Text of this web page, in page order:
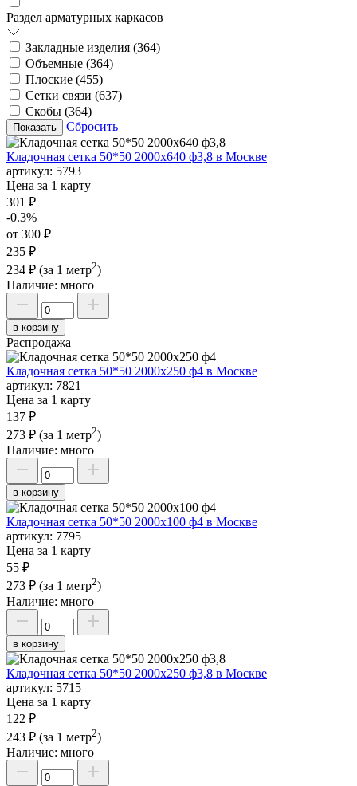
Раздел арматурных каркасов
Закладные изделия (364)
Объемные (364)
Плоские (455)
Сетки связи (637)
Скобы (364)
Сбросить
Кладочная сетка 50*50 2000х640 ф3,8 в Москве
артикул: 5793
Цена за 1 карту
301 ₽
-0.3%
от 300 ₽
235 ₽
234 ₽ (за 1 метр2)
Наличие: много
в корзину
Распродажа
Кладочная сетка 50*50 2000х250 ф4 в Москве
артикул: 7821
Цена за 1 карту
137 ₽
273 ₽ (за 1 метр2)
Наличие: много
в корзину
Кладочная сетка 50*50 2000х100 ф4 в Москве
артикул: 7795
Цена за 1 карту
55 ₽
273 ₽ (за 1 метр2)
Наличие: много
в корзину
Кладочная сетка 50*50 2000х250 ф3,8 в Москве
артикул: 5715
Цена за 1 карту
122 ₽
243 ₽ (за 1 метр2)
Наличие: много